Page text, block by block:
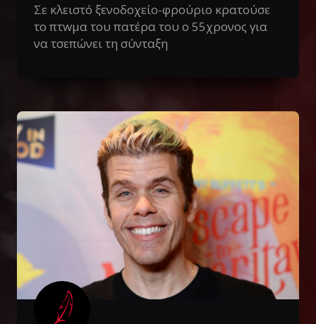
Σε κλειστό ξενοδοχείο-φρούριο κρατούσε
το πτwμα του πατέρα του ο 55χρονος για
να τσεπώνει τη σύνταξη